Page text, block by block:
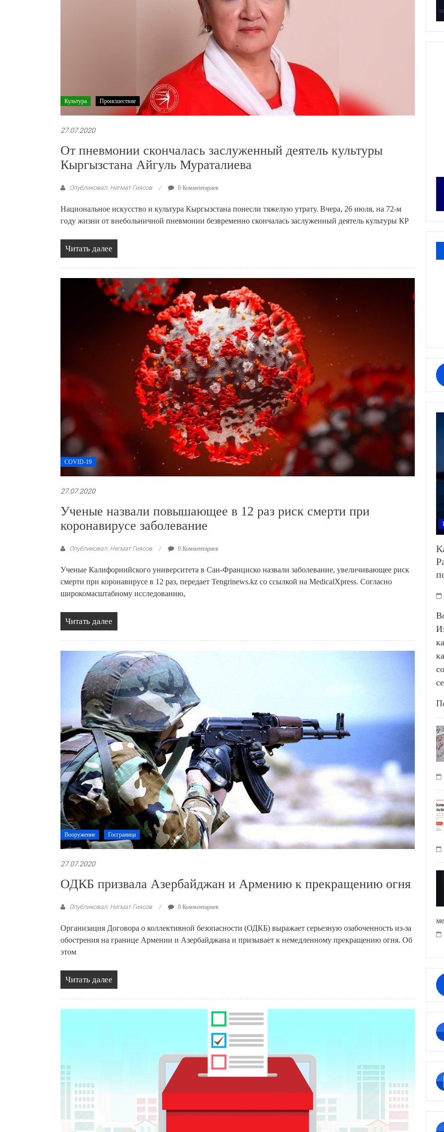
Культура Происшествие
27.07.2020
От пневмонии скончалась заслуженный деятель культуры
Кыргызстана Айгуль Мураталиева
Опубликовал: Негмат Гиясов 0 Комментариев
Национальное искусство и культура Кыргызстана понесли тяжелую утрату. Вчера, 26 июля, на 72-м
году жизни от внебольничной пневмонии безвременно скончалась заслуженный деятель культуры КР
Читать далее
COVID-19
27.07.2020
Ученые назвали повышающее в 12 раз риск смерти при
коронавирусе заболевание
Опубликовал: Негмат Гиясов 0 Комментариев
Ученые Калифорнийского университета в Сан-Франциско назвали заболевание, увеличивающее риск
смерти при коронавирусе в 12 раз, передает Tengrinews.kz со ссылкой на MedicalXpress. Согласно
широкомасштабному исследованию,
Читать далее
Вооружение Госграница
27.07.2020
ОДКБ призвала Азербайджан и Армению к прекращению огня
Опубликовал: Негмат Гиясов 0 Комментариев
Организация Договора о коллективной безопасности (ОДКБ) выражает серьезную озабоченность из-за
обострения на границе Армении и Азербайджана и призывает к немедленному прекращению огня. Об
этом
Читать далее